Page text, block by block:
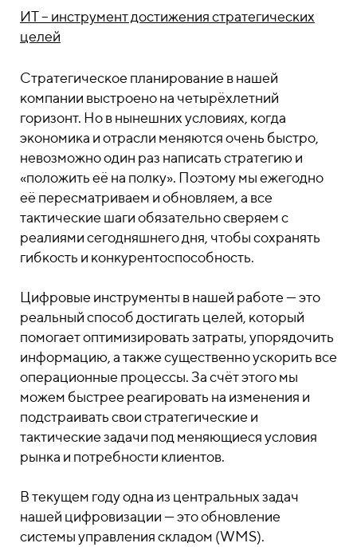
ИТ – инструмент достижения стратегических
целей
Стратегическое планирование в нашей
компании выстроено на четырёхлетний
горизонт. Но в нынешних условиях, когда
экономика и отрасли меняются очень быстро,
невозможно один раз написать стратегию и
«положить её на полку». Поэтому мы ежегодно
её пересматриваем и обновляем, а все
тактические шаги обязательно сверяем с
реалиями сегодняшнего дня, чтобы сохранять
гибкость и конкурентоспособность.
Цифровые инструменты в нашей работе — это
реальный способ достигать целей, который
помогает оптимизировать затраты, упорядочить
информацию, а также существенно ускорить все
операционные процессы. За счёт этого мы
можем быстрее реагировать на изменения и
подстраивать свои стратегические и
тактические задачи под меняющиеся условия
рынка и потребности клиентов.
В текущем году одна из центральных задач
нашей цифровизации — это обновление
системы управления складом (WMS).